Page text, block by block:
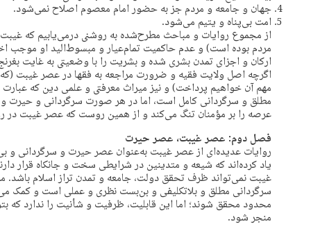
جهان و جامعه و مردم جز به حضور امام معصوم اصلاح نمی‌شود.
امت بی‌پناه و یتیم می‌شود.
از مجموع روایات و مباحث مطرح‌شده به روشنی درمی‌یابیم که
مردم بوده است) و عدم حاکمیت تمام‌عیار و مبسوط‌الید او موجب
ارکان و اجزای تمدن بشری شده و بشریت را با وضعیتی به غایت
اگرچه اصل ولایت فقیه و ضرورت مراجعه به فقها در عصر غیبت (که
مهم آن خواهیم پرداخت) و نیز میراث معرفتی و علمی دین که
مطلق و سرگردانی کامل است، اما در هر صورت سرگردانی و حیرت و
عرصه را بر مؤمنان تنگ می‌کند و از همین روست که عصر غیبت
فصل دوم: عصر غیبت، عصر حیرت
روایات عدیده‌ای از عصر غیبت به‌عنوان عصر حیرت و سرگردانی و
یاد کرده‌اند که شیعه و متدینین در شرایطی سخت و جانکاه قرار
غیبت نمی‌تواند ظرف تحقق دولت، جامعه و تمدن تراز اسلام باشد.
سرگردانی مطلق و بلاتکلیفی و بن‌بست نظری و عملی است و کمک
محدود محقق شوند؛ اما این قابلیت، ظرفیت و شأنیت را ندارد که
منجر شود.